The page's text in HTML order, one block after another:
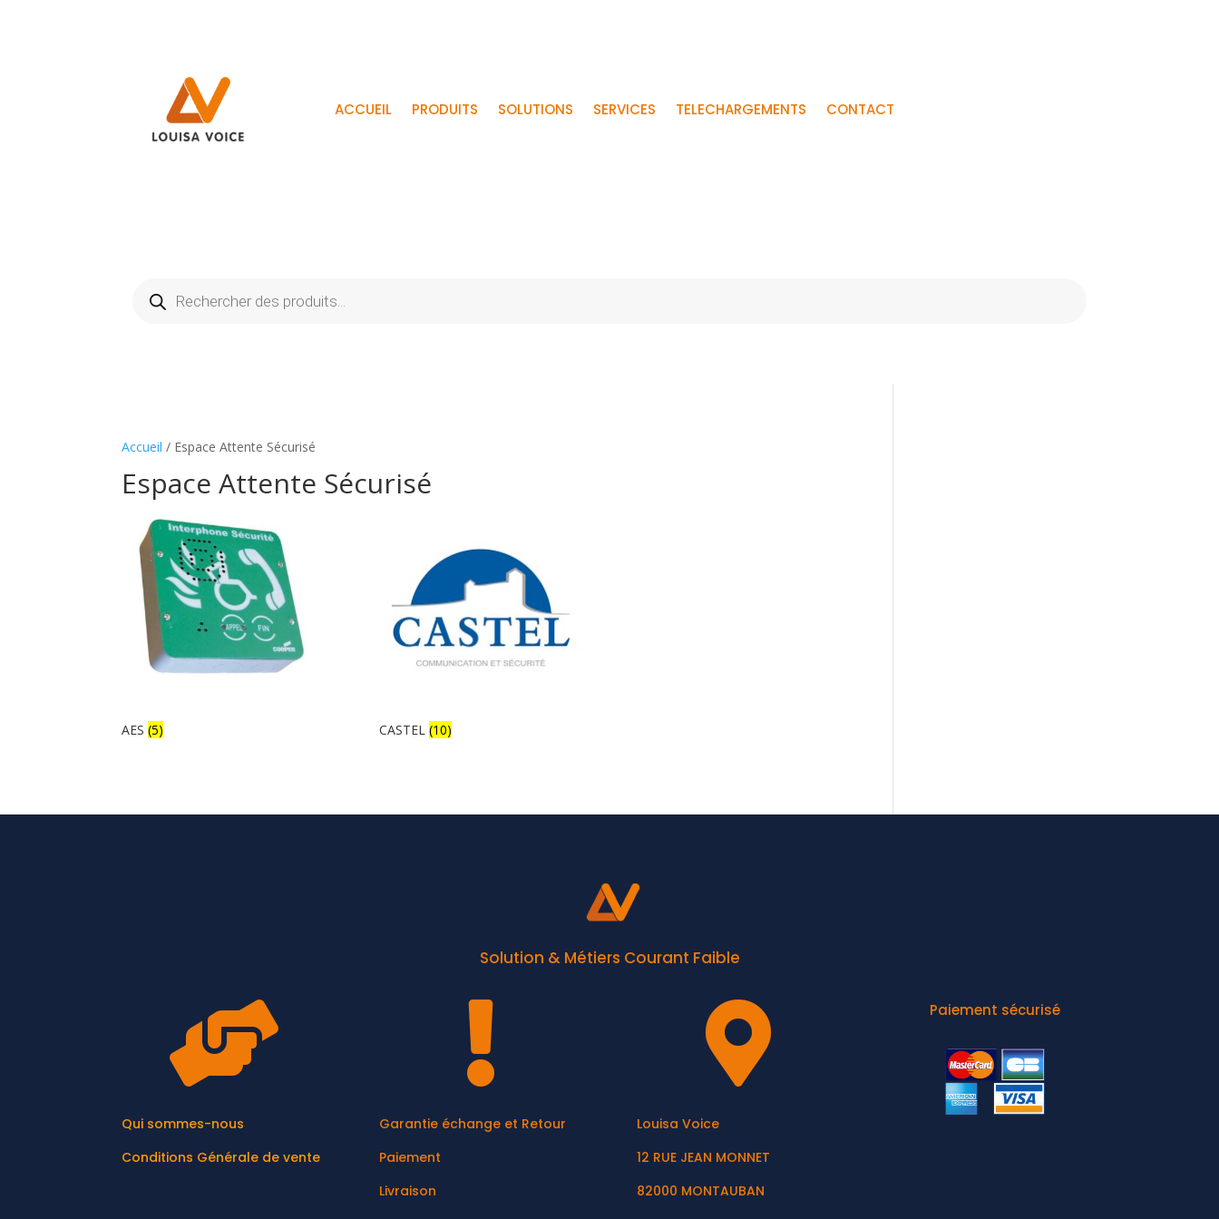
ACCUEIL PRODUITS SOLUTIONS SERVICES TELECHARGEMENTS CONTACT
produits
Accueil / Espace Attente Sécurisé
Espace Attente Sécurisé
AES(5) CASTEL (10)
Solution & Métiers Courant Faible

Qui sommes-nous
Conditions Générale de vente

Garantie échange et Retour
Paiement
Livraison

Louisa Voice
12 RUE JEAN MONNET
82000 MONTAUBAN
Paiement sécurisé